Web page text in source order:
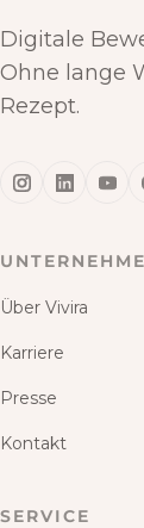
Digitale
Ohne lange
Rezept.
Über Vivira
Karriere
Presse
Kontakt
SERVICE